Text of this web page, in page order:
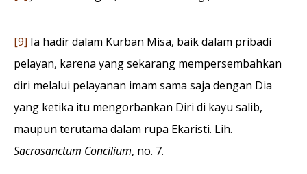
[9] Ia hadir dalam Kurban Misa, baik dalam pribadi
pelayan, karena yang sekarang mempersembahkan
diri melalui pelayanan imam sama saja dengan Dia
yang ketika itu mengorbankan Diri di kayu salib,
maupun terutama dalam rupa Ekaristi. Lih.
Sacrosanctum Concilium, no. 7.